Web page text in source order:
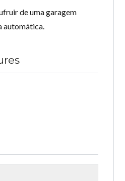
de uma garagem
automática.